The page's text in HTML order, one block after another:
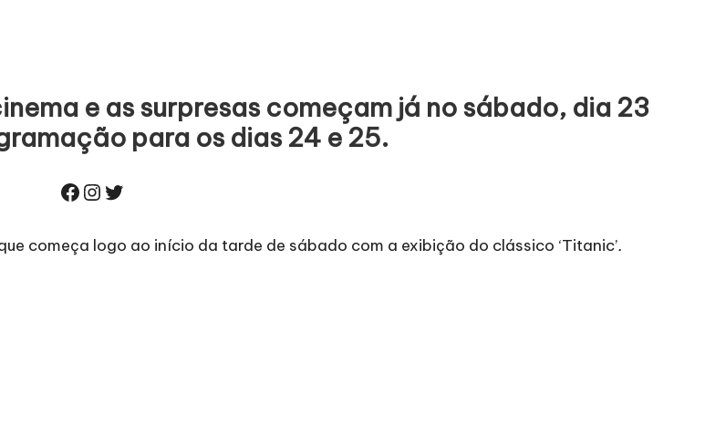
e as surpresas começam já no sábado, dia 23
para os dias 24 e 25.
Facebook
Instagram
Twitter
começa logo ao início da tarde de sábado com a exibição do clássico ‘Titanic’.